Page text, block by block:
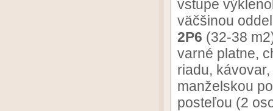
vstupe
väčšinou
2P6 (32-38
varné platne,
riadu,
manželskou
posteľou (2